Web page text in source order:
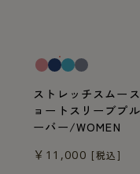
ストレッチスムー
ョートスリーブプ
ーバー/WOMEN
￥11,000 [税込]